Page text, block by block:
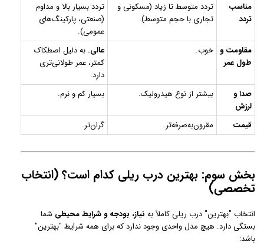
مناسب
تردد
تردد متوسط تا زیاد (مسکونی و
تجاری با حجم متوسط).
تردد بسیار بالا و مداوم
(صنعتی، پارکینگ‌های
عمومی).
مقاومت و
طول عمر
خوب. عالی. به دلیل اصطکاک
کمتر، عمر طولانی‌تری
دارد.
صدا و
لرزش
بیشتر از نوع هیدرولیک. بسیار کم و نرم.
قیمت مقرون‌به‌صرفه‌تر. گران‌تر.
بخش سوم: بهترین درب ریلی کدام است؟ (انتخاب
تخصصی)
انتخاب "بهترین" درب ریلی کاملاً به نیاز، بودجه و شرایط محیطی شما
بستگی دارد. هیچ مدل واحدی وجود ندارد که برای همه شرایط "بهترین"
باشد: